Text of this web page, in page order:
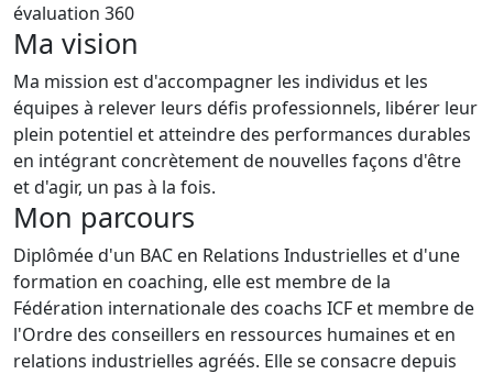
évaluation 360
Ma vision
Ma mission est d'accompagner les individus et les
équipes à relever leurs défis professionnels, libérer leur
plein potentiel et atteindre des performances durables
en intégrant concrètement de nouvelles façons d'être
et d'agir, un pas à la fois.
Mon parcours
Diplômée d'un BAC en Relations Industrielles et d'une
formation en coaching, elle est membre de la
Fédération internationale des coachs ICF et membre de
l'Ordre des conseillers en ressources humaines et en
relations industrielles agréés. Elle se consacre depuis